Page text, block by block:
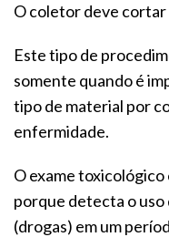
O coletor deve cortar
Este tipo de
somente quando é
tipo de material por
enfermidade.
O exame toxicológico
porque detecta o uso
(drogas) em um